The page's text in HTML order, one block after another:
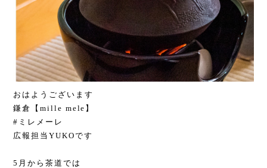
おはようございます
鎌倉【mille mele】
#ミレメーレ
広報担当YUKOです
5月から茶道では